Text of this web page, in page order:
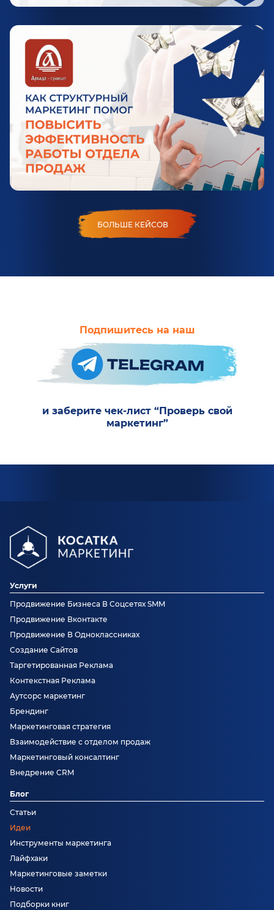
БОЛЬШЕ КЕЙСОВ
Подпишитесь на наш
и заберите чек-лист “Проверь свой
маркетинг”
Услуги
Продвижение Бизнеса В Соцсетях SMM
Продвижение Вконтакте
Продвижение В Одноклассниках
Создание Сайтов
Таргетированная Реклама
Контекстная Реклама
Аутсорс маркетинг
Брендинг
Маркетинговая стратегия
Взаимодействие с отделом продаж
Маркетинговый консалтинг
Внедрение CRM
Блог
Статьи
Идеи
Инструменты маркетинга
Лайфхаки
Маркетинговые заметки
Новости
Подборки книг